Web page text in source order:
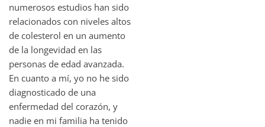
numerosos estudios han sido
relacionados con niveles altos
de colesterol en un aumento
de la longevidad en las
personas de edad avanzada.
En cuanto a mí, yo no he sido
diagnosticado de una
enfermedad del corazón, y
nadie en mi familia ha tenido